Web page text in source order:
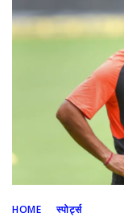
HOME स्पोर्ट्स